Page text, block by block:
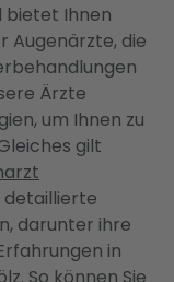
bietet Ihnen
Augenärzte, die
Ärzte
um Ihnen zu
gilt
detaillierte
darunter ihre
in
So können Sie